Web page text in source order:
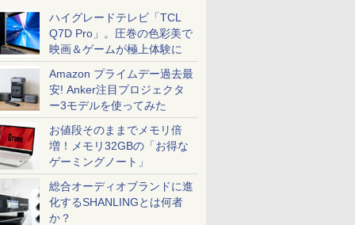
ハイグレードテレビ「TCL
Q7D Pro」。圧巻の色彩美で
映画＆ゲームが極上体験に
Amazon プライムデー過去最
安! Anker注目プロジェクタ
ー3モデルを使ってみた
お値段そのままでメモリ倍
増！メモリ32GBの「お得な
ゲーミングノート」
総合オーディオブランドに進
化するSHANLINGとは何者
か？